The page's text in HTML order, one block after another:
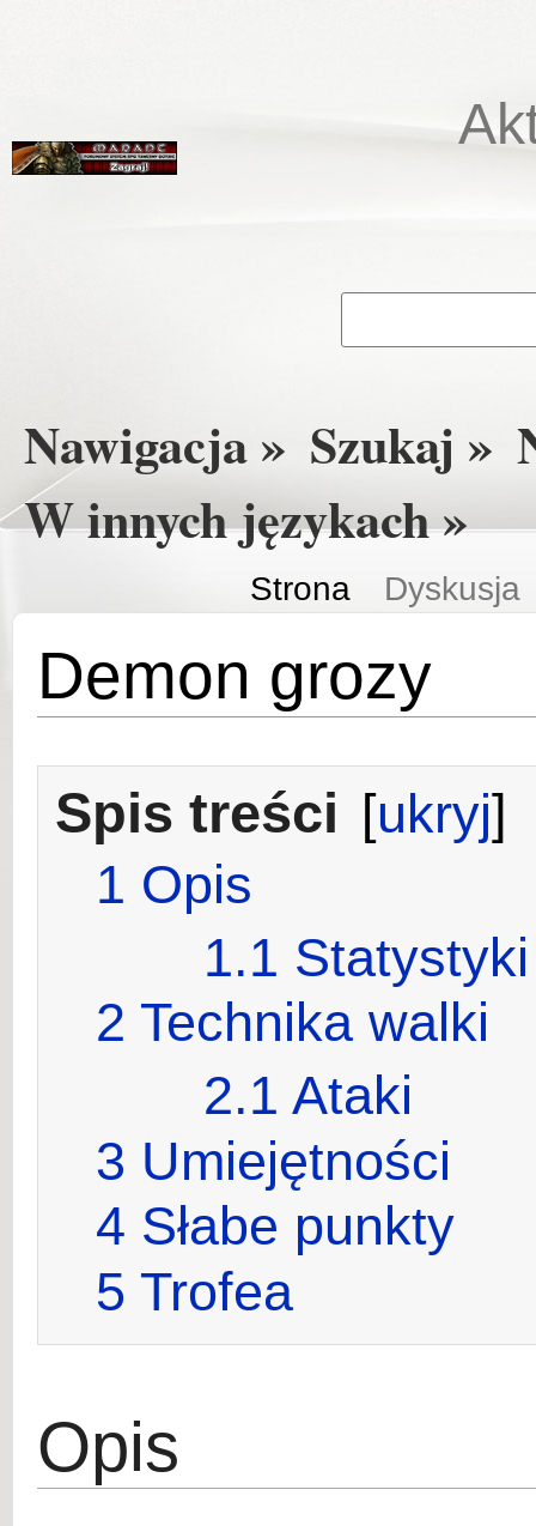
Nawigacja » Szukaj »
W innych językach »
Strona Dyskusja
Demon grozy
Spis treści [ukryj]
1 Opis
1.1 Statystyki
2 Technika walki
2.1 Ataki
3 Umiejętności
4 Słabe punkty
5 Trofea
Opis